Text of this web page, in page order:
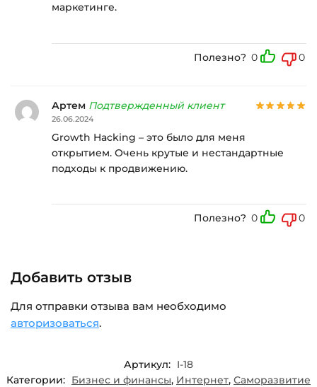
маркетинге.
Полезно? 0 0
Артем Подтвержденный клиент
26.06.2024
Growth Hacking – это было для меня
открытием. Очень крутые и нестандартные
подходы к продвижению.
Полезно? 0 0
Добавить отзыв
Для отправки отзыва вам необходимо
авторизоваться.
Артикул: I-18
Категории: Бизнес и финансы, Интернет, Саморазвитие